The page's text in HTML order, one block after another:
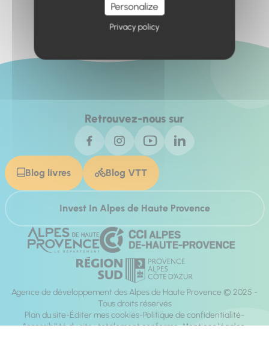
Retrouvez-nous sur
Blog livres Blog VTT
Invest In Alpes de Haute Provence
Agence de développement des Alpes de Haute Provence © 2025 -
Tous droits réservés
Plan du site Éditer mes cookies Politique de confidentialité
Accessibilité du site : totalement conforme Mentions légales
Personalize
Privacy policy